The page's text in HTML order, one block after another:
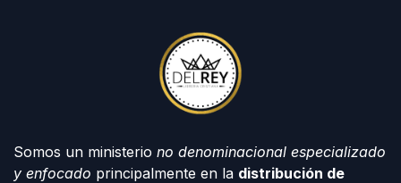
Somos un ministerio no denominacional especializado
y enfocado principalmente en la distribución de